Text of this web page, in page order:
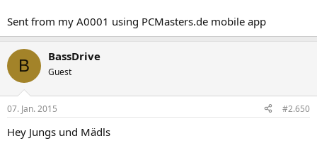
Sent from my A0001 using PCMasters.de mobile app
B BassDrive
Guest
07. Jan. 2015 #2.650
Hey Jungs und Mädls